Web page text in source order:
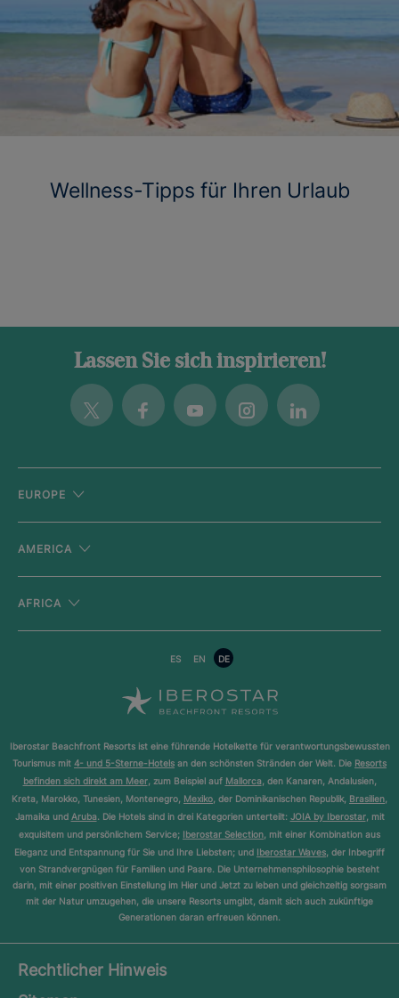
Wellness-Tipps für Ihren Urlaub
Lassen Sie sich inspirieren!
Twitter FacebookYoutubeInstagramLinkedin
EUROPE
AMERICA
AFRICA
ES EN DE
Iberostar Beachfront Resorts ist eine führende Hotelkette für verantwortungsbewussten
Tourismus mit 4- und 5-Sterne-Hotels an den schönsten Stränden der Welt. Die Resorts
befinden sich direkt am Meer, zum Beispiel auf Mallorca, den Kanaren, Andalusien,
Kreta, Marokko, Tunesien, Montenegro, Mexiko, der Dominikanischen Republik, Brasilien,
Jamaika und Aruba. Die Hotels sind in drei Kategorien unterteilt: JOIA by Iberostar, mit
exquisitem und persönlichem Service; Iberostar Selection, mit einer Kombination aus
Eleganz und Entspannung für Sie und Ihre Liebsten; und Iberostar Waves, der Inbegriff
von Strandvergnügen für Familien und Paare. Die Unternehmensphilosophie besteht
darin, mit einer positiven Einstellung im Hier und Jetzt zu leben und gleichzeitig sorgsam
mit der Natur umzugehen, die unsere Resorts umgibt, damit sich auch zukünftige
Generationen daran erfreuen können.
Rechtlicher Hinweis